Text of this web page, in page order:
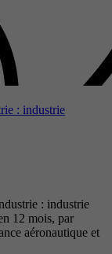
: industrie
: industrie
12 mois, par
aéronautique et